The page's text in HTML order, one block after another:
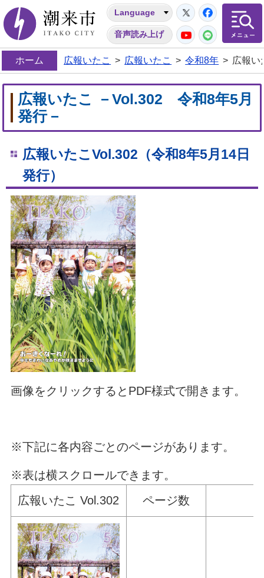
潮来市
Language
音声読み上げ
Twitter
YouTube
LINE
ホーム 広報いたこ > 広報いたこ > 令和8年 > 広報
広報いたこ －Vol.302 令和8年5月
発行－
広報いたこVol.302 （令和8年5月14日
発行）
画像をクリックするとPDF様式で開きます。
※下記に各内容ごとのページがあります。
※表は横スクロールできます。
広報いたこ Vol.302
ページ数